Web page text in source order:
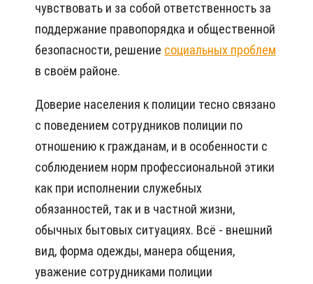
чувствовать и за собой ответственность за
поддержание правопорядка и общественной
безопасности, решение социальных проблем
в своём районе.
Доверие населения к полиции тесно связано
с поведением сотрудников полиции по
отношению к гражданам, и в особенности с
соблюдением норм профессиональной этики
как при исполнении служебных
обязанностей, так и в частной жизни,
обычных бытовых ситуациях. Всё - внешний
вид, форма одежды, манера общения,
уважение сотрудниками полиции